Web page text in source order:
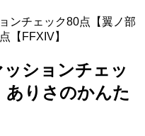
ンチェック80点【翼ノ部
【FFXIV】
ッションチェッ
ありさのかんた